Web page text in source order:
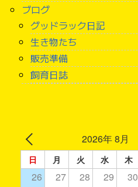
ブログ
グッドラック日記
生き物たち
販売準備
飼育日誌
2026年 8月
日 月 火 水 木
26 27 28 29 30